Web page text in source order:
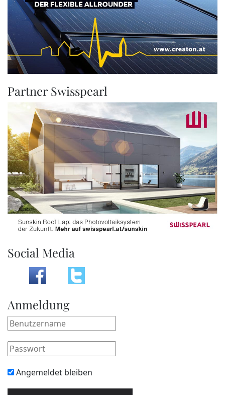
Partner Swisspearl
Social Media
Anmeldung
Angemeldet bleiben